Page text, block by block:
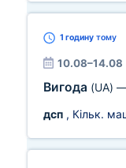
1 годину тому
10.08–14.08
Вигода (UA)
дсп , Кільк.